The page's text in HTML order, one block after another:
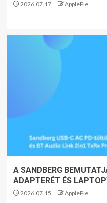
2026.07.17. ApplePie
A SANDBERG
ADAPTERÉT ÉS
2026.07.15. ApplePie